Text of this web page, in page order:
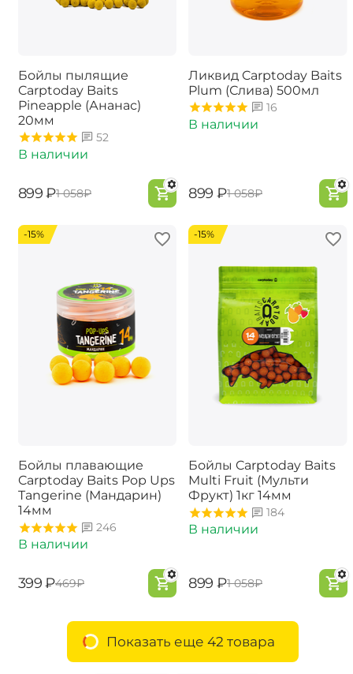
Бойлы пылящие
Carptoday Baits
Pineapple (Ананас)
20мм
52
В наличии
‍899‍ ₽‍1 058‍₽
Ликвид Carptoday Baits
Plum (Слива) 500мл
16
В наличии
‍899‍ ₽‍1 058‍₽
-15%
Бойлы плавающие
Carptoday Baits Pop Ups
Tangerine (Мандарин)
14мм
246
В наличии
‍399‍ ₽‍469‍₽
-15%
Бойлы Carptoday Baits
Multi Fruit (Мульти
Фрукт) 1кг 14мм
184
В наличии
‍899‍ ₽‍1 058‍₽
Показать еще 42 товара